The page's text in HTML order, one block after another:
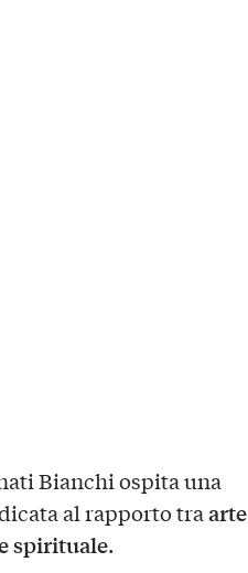
Bianchi ospita una
al rapporto traarte
spirituale.